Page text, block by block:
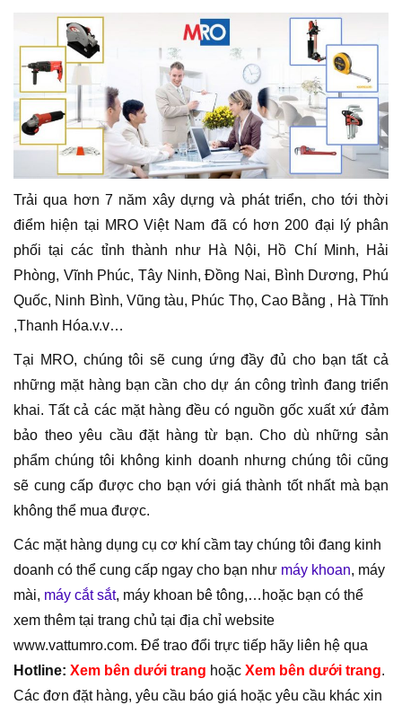
Trải qua hơn 7 năm xây dựng và phát triển, cho tới thời
điểm hiện tại MRO Việt Nam đã có hơn 200 đại lý phân
phối tại các tỉnh thành như Hà Nội, Hồ Chí Minh, Hải
Phòng, Vĩnh Phúc, Tây Ninh, Đồng Nai, Bình Dương, Phú
Quốc, Ninh Bình, Vũng tàu, Phúc Thọ, Cao Bằng , Hà Tĩnh
,Thanh Hóa.v.v…
Tại MRO, chúng tôi sẽ cung ứng đầy đủ cho bạn tất cả
những mặt hàng bạn cần cho dự án công trình đang triển
khai. Tất cả các mặt hàng đều có nguồn gốc xuất xứ đảm
bảo theo yêu cầu đặt hàng từ bạn. Cho dù những sản
phẩm chúng tôi không kinh doanh nhưng chúng tôi cũng
sẽ cung cấp được cho bạn với giá thành tốt nhất mà bạn
không thể mua được.
Các mặt hàng dụng cụ cơ khí cầm tay chúng tôi đang kinh
doanh có thể cung cấp ngay cho bạn như máy khoan, máy
mài, máy cắt sắt, máy khoan bê tông,…hoặc bạn có thể
xem thêm tại trang chủ tại địa chỉ website
www.vattumro.com. Để trao đổi trực tiếp hãy liên hệ qua
Hotline: Xem bên dưới trang hoặc Xem bên dưới trang.
Các đơn đặt hàng, yêu cầu báo giá hoặc yêu cầu khác xin